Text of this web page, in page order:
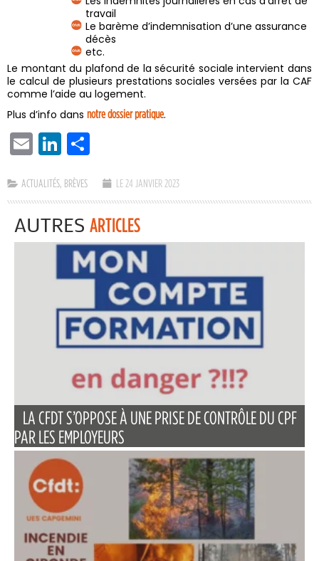
travail
Le barème d’indemnisation d’une assurance
décès
etc.
Le montant du plafond de la sécurité sociale intervient dans
le calcul de plusieurs prestations sociales versées par la CAF
comme l’aide au logement.
Plus d’info dans notre dossier pratique.
EMAIL LINKEDIN
ACTUALITÉS BRÈVES LE 24 JANVIER 2023
AUTRES ARTICLES
LA CFDT S’OPPOSE À UNE PRISE DE CONTRÔLE DU CPF
PAR LES EMPLOYEURS